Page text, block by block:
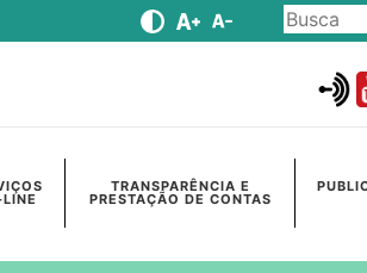
TRANSPARÊNCIA E
PRESTAÇÃO DE CONTAS